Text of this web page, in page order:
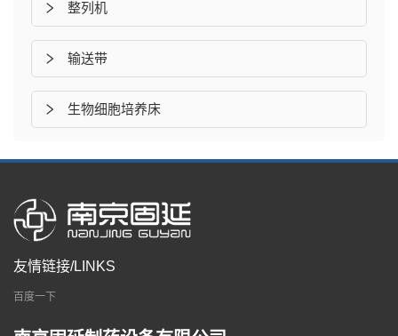
整列机
输送带
生物细胞培养床
友情链接/LINKS
百度一下